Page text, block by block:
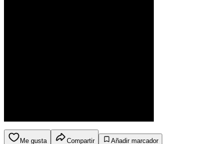
Me gusta Compartir
Añadir marcador